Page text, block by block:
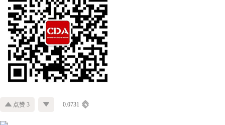
点赞 3 0.0731